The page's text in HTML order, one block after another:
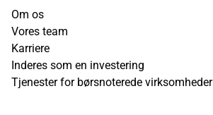
Om os
Vores team
Karriere
Inderes som en investering
Tjenester for børsnoterede virksomheder